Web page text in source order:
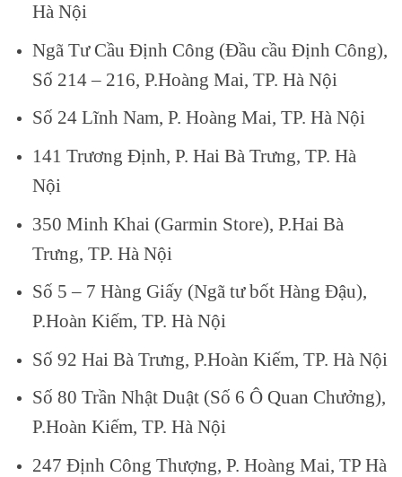
Hà Nội
Ngã Tư Cầu Định Công (Đầu cầu Định Công),
Số 214 – 216, P.Hoàng Mai, TP. Hà Nội
Số 24 Lĩnh Nam, P. Hoàng Mai, TP. Hà Nội
141 Trương Định, P. Hai Bà Trưng, TP. Hà
Nội
350 Minh Khai (Garmin Store), P.Hai Bà
Trưng, TP. Hà Nội
Số 5 – 7 Hàng Giấy (Ngã tư bốt Hàng Đậu),
P.Hoàn Kiếm, TP. Hà Nội
Số 92 Hai Bà Trưng, P.Hoàn Kiếm, TP. Hà Nội
Số 80 Trần Nhật Duật (Số 6 Ô Quan Chưởng),
P.Hoàn Kiếm, TP. Hà Nội
247 Định Công Thượng, P. Hoàng Mai, TP Hà